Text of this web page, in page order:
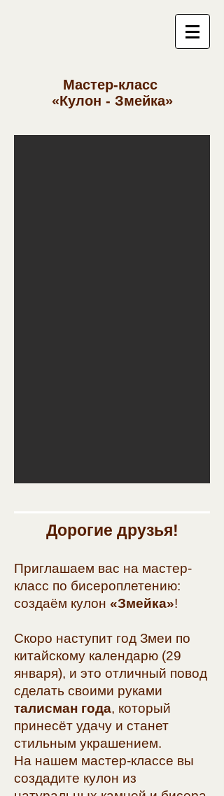
Мастер-класс
«Кулон - Змейка»
Дорогие друзья!
Приглашаем вас на мастер-
класс по бисероплетению:
создаём кулон «Змейка»!
Скоро наступит год Змеи по
китайскому календарю (29
января), и это отличный повод
сделать своими руками
талисман года, который
принесёт удачу и станет
стильным украшением.
На нашем мастер-классе вы
создадите кулон из